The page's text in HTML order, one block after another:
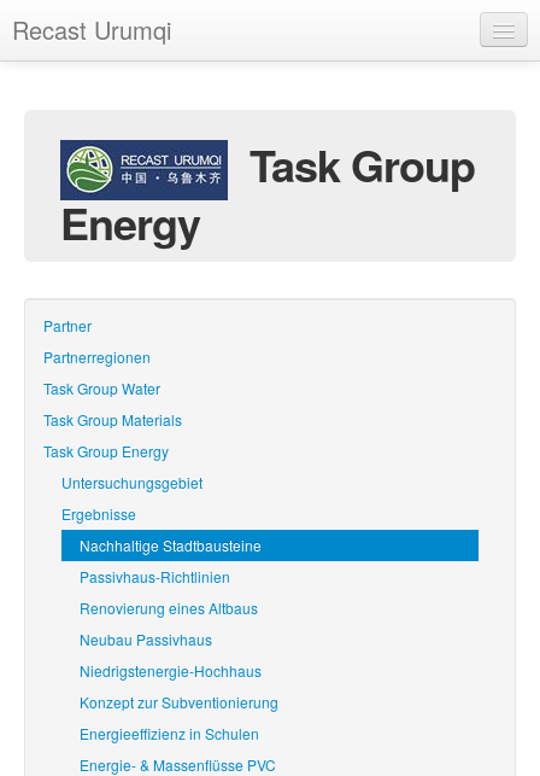
Recast Urumqi
Dokumentation
Termine
Links
Sitemap
Impressum
Task Group
Energy
Partner
Partnerregionen
Task Group Water
Task Group Materials
Task Group Energy
Untersuchungsgebiet
Ergebnisse
Nachhaltige Stadtbausteine
Passivhaus-Richtlinien
Renovierung eines Altbaus
Neubau Passivhaus
Niedrigstenergie-Hochhaus
Konzept zur Subventionierung
Energieeffizienz in Schulen
Energie- & Massenflüsse PVC